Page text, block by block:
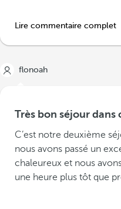
Lire commentaire complet
flonoah
Très bon séjour
C’est notre deuxième
nous avons passé un
chaleureux et nous
une heure plus tôt que